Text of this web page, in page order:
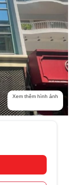
Xem thêm hình ảnh